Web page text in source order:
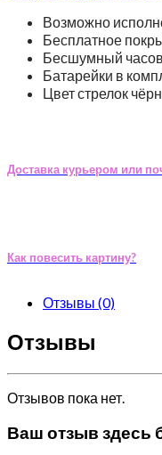
Возможно
Бесплатное
Бесшумный
Батарейки в
Цвет стрелок
Доставка курьером или
Как повесить картину?
Отзывы (0)
Отзывы
Отзывов пока нет.
Ваш отзыв здесь